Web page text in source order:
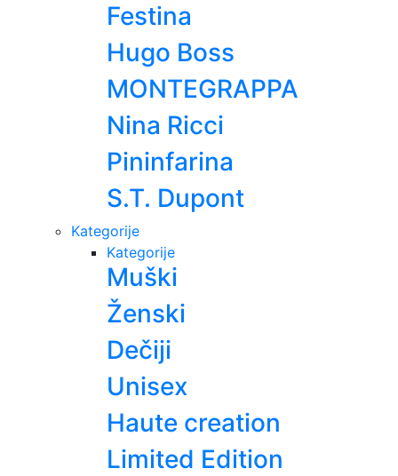
Festina
Hugo Boss
MONTEGRAPPA
Nina Ricci
Pininfarina
S.T. Dupont
Kategorije
Kategorije
Muški
Ženski
Dečiji
Unisex
Haute creation
Limited Edition